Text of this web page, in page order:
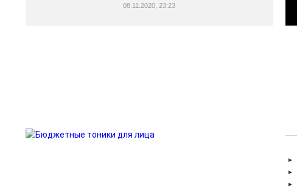
08.11.2020, 23:23